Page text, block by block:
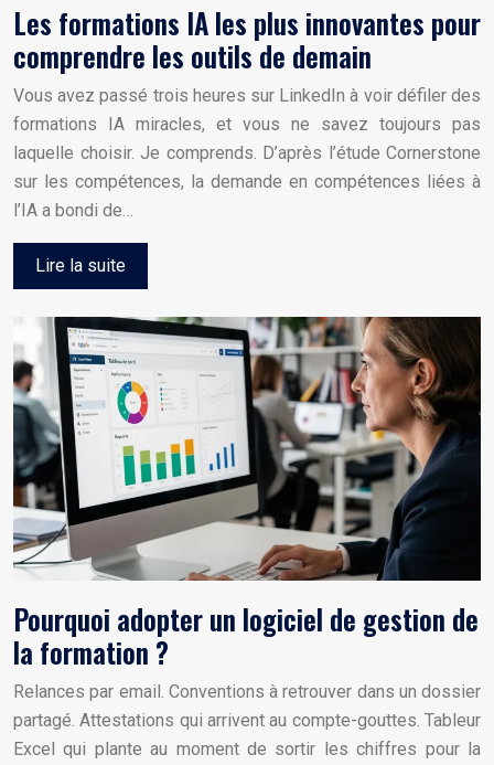
Les formations IA les plus innovantes pour
comprendre les outils de demain
Vous avez passé trois heures sur LinkedIn à voir défiler des
formations IA miracles, et vous ne savez toujours pas
laquelle choisir. Je comprends. D’après l’étude Cornerstone
sur les compétences, la demande en compétences liées à
l’IA a bondi de…
Lire la suite
Pourquoi adopter un logiciel de gestion de
la formation ?
Relances par email. Conventions à retrouver dans un dossier
partagé. Attestations qui arrivent au compte-gouttes. Tableur
Excel qui plante au moment de sortir les chiffres pour la